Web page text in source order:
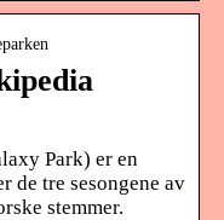
Park) er en
tre sesongene av
stemmer.